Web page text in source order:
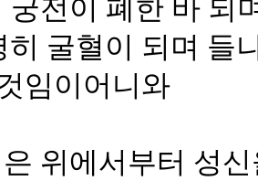
궁전이 폐한 바 되
히 굴혈이 되며 들
임이어니와
은 위에서부터 성